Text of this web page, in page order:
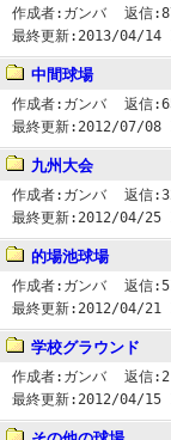
作成者: ガンバ 返信:
最終更新: 2013/04/14
中間球場
作成者: ガンバ 返信:
最終更新: 2012/07/08
九州大会
作成者: ガンバ 返信:
最終更新: 2012/04/25
的場池球場
作成者: ガンバ 返信:
最終更新: 2012/04/21
学校グラウンド
作成者: ガンバ 返信: 2
最終更新: 2012/04/15